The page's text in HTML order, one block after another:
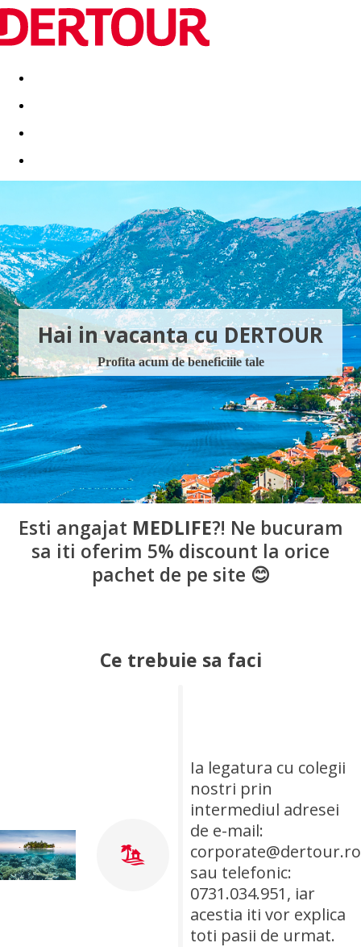
Destinatii Vacanta perfecta OFERTE DE NERATAT
Hai in vacanta cu DERTOUR
Profita acum de beneficiile tale
Esti angajat MEDLIFE?! Ne bucuram
sa iti oferim 5% discount la orice
pachet de pe site 😊
Ce trebuie sa faci
Ia legatura cu colegii
nostri prin
intermediul adresei
de e-mail:
corporate@dertour.ro
sau telefonic:
0731.034.951, iar
acestia iti vor explica
toti pasii de urmat.